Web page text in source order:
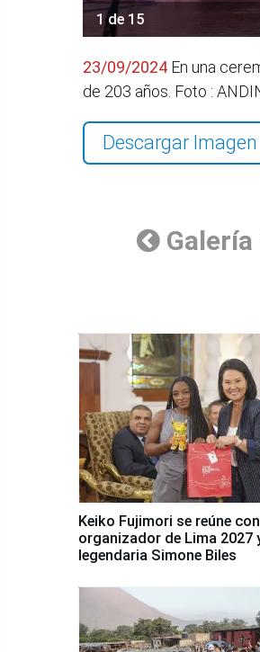
1 de 15
23/09/2024 En una
de 203 años. Foto :
Descargar Imagen
Keiko Fujimori se reúne
organizador de Lima 2027
legendaria Simone Biles